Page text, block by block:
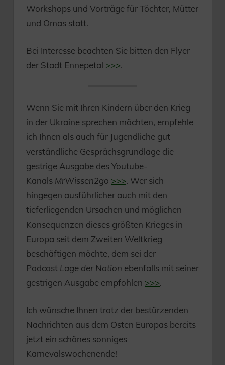
Workshops und Vorträge für Töchter, Mütter
und Omas statt.
Bei Interesse beachten Sie bitten den Flyer
der Stadt Ennepetal >>>.
Wenn Sie mit Ihren Kindern über den Krieg
in der Ukraine sprechen möchten, empfehle
ich Ihnen als auch für Jugendliche gut
verständliche Gesprächsgrundlage die
gestrige Ausgabe des Youtube-
Kanals MrWissen2go >>>. Wer sich
hingegen ausführlicher auch mit den
tieferliegenden Ursachen und möglichen
Konsequenzen dieses größten Krieges in
Europa seit dem Zweiten Weltkrieg
beschäftigen möchte, dem sei der
Podcast Lage der Nation ebenfalls mit seiner
gestrigen Ausgabe empfohlen >>>.
Ich wünsche Ihnen trotz der bestürzenden
Nachrichten aus dem Osten Europas bereits
jetzt ein schönes sonniges
Karnevalswochenende!